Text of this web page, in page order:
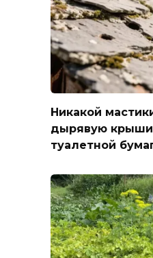
Никакой
дырявую
туалетной